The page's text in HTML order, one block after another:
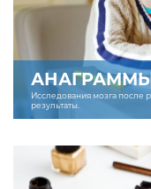
Исследования мозга
результаты.